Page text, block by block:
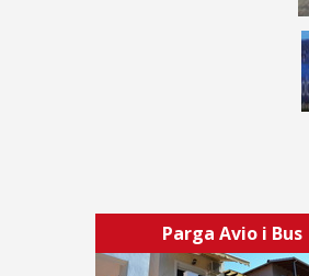
Parga Avio i Bus